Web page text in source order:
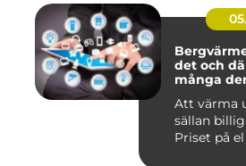
det och
många
Att värma
sällan
Priset på